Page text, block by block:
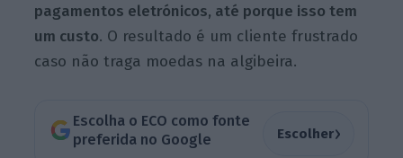
pagamentos eletrónicos, até porque isso tem
um custo. O resultado é um cliente frustrado
caso não traga moedas na algibeira.
Escolha o ECO como fonte
preferida no Google
Escolher›